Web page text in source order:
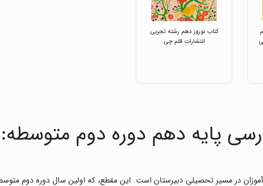
کتاب نوروز دهم رشته تجربی
انتشارات قلم چی
پایه دهم دوره دوم متوسطه:
در مسیر تحصیلی دبیرستان است. این مقطع، که اولین سال دوره دوم